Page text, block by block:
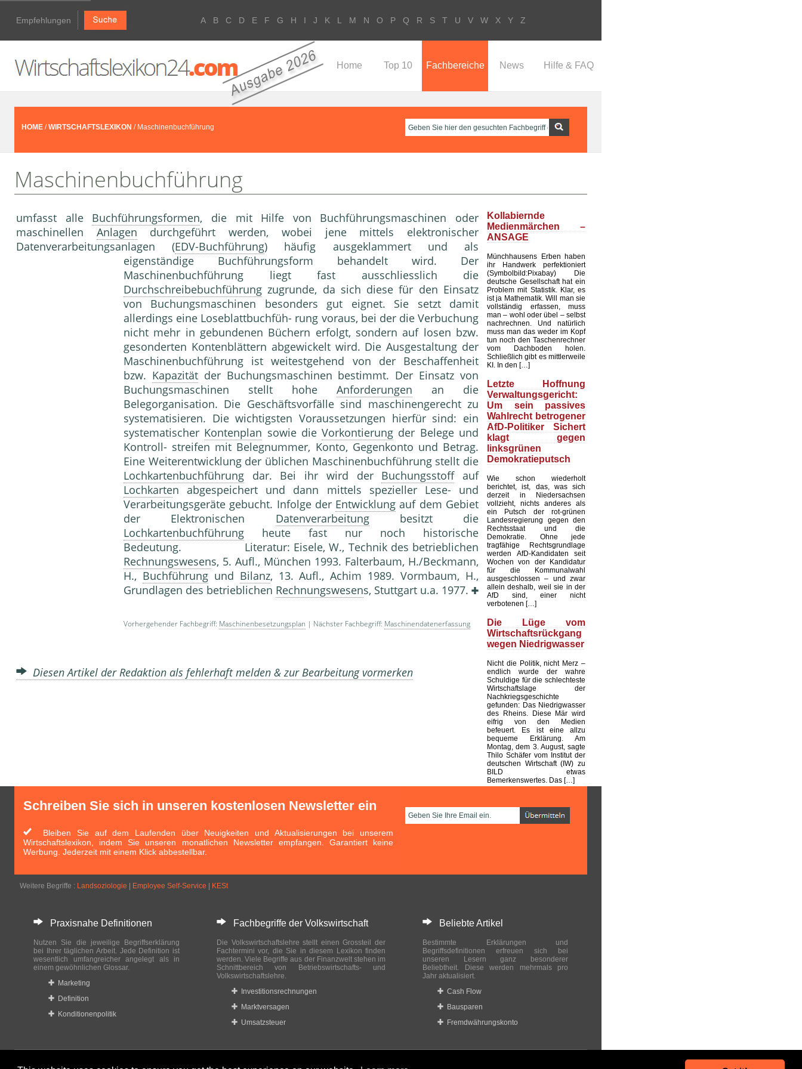
Empfehlungen A B C D E F G H I J K L M N O P Q R S T U V W X Y Z
Home Top 10 Fachbereiche News Hilfe & FAQ
HOME /WIRTSCHAFTSLEXIKON / Maschinenbuchführung
Maschinenbuchführung
umfasst alle Buchführungsformen, die mit Hilfe von Buchführungsmaschinen oder
maschinellen Anlagen durchgeführt werden, wobei jene mittels elektronischer
Datenverarbeitungsanlagen (EDV-Buchführung) häufig ausgeklammert und als
eigenständige Buchführungsform behandelt wird. Der
Maschinenbuchführung liegt fast ausschliesslich die
Durchschreibebuchführung zugrunde, da sich diese für den Einsatz
von Buchungsmaschinen besonders gut eignet. Sie setzt damit
allerdings eine Loseblattbuchfüh- rung voraus, bei der die Verbuchung
nicht mehr in gebundenen Büchern erfolgt, sondern auf losen bzw.
gesonderten Kontenblättern abgewickelt wird. Die Ausgestaltung der
Maschinenbuchführung ist weitestgehend von der Beschaffenheit
bzw. Kapazitätder Buchungsmaschinen bestimmt. Der Einsatz von
Buchungsmaschinen stellt hohe Anforderungen an die
Belegorganisation. Die Geschäftsvorfälle sind maschinengerecht zu
systematisieren. Die wichtigsten Voraussetzungen hierfür sind: ein
systematischer Kontenplan sowie dieVorkontierung der Belege und
Kontroll- streifen mit Belegnummer, Konto, Gegenkonto und Betrag.
Eine Weiterentwicklung der üblichen Maschinenbuchführung stellt die
Lochkartenbuchführung dar. Bei ihr wird der Buchungsstoffauf
Lochkarten abgespeichert und dann mittels spezieller Lese- und
Verarbeitungsgeräte gebucht. Infolge der Entwicklung auf dem Gebiet
der Elektronischen Datenverarbeitungbesitzt die
Lochkartenbuchführung heute fast nur noch historische
Bedeutung. Literatur: Eisele, W., Technik des betrieblichen
Rechnungswesens, 5. Aufl., München 1993. Falterbaum, H./Beckmann,
H., Buchführungund Bilanz, 13. Aufl., Achim 1989. Vormbaum, H.,
Grundlagen des betrieblichen Rechnungswesens, Stuttgart u.a. 1977.
Vorhergehender Fachbegriff: Maschinenbesetzungsplan | Nächster Fachbegriff: Maschinendatenerfassung
Diesen Artikel der Redaktion als fehlerhaft melden & zur Bearbeitung vormerken
Kollabiernde
Medienmärchen –
ANSAGE
Münchhausens Erben haben
ihr Handwerk perfektioniert
(Symbolbild:Pixabay) Die
deutsche Gesellschaft hat ein
Problem mit Statistik. Klar, es
ist ja Mathematik. Will man sie
vollständig erfassen, muss
man – wohl oder übel – selbst
nachrechnen. Und natürlich
muss man das weder im Kopf
tun noch den Taschenrechner
vom Dachboden holen.
Schließlich gibt es mittlerweile
KI. In den […]
Letzte Hoffnung
Verwaltungsgericht:
Um sein passives
Wahlrecht betrogener
AfD-Politiker Sichert
klagt gegen
linksgrünen
Demokratieputsch
Wie schon wiederholt
berichtet, ist, das, was sich
derzeit in Niedersachsen
vollzieht, nichts anderes als
ein Putsch der rot-grünen
Landesregierung gegen den
Rechtsstaat und die
Demokratie. Ohne jede
tragfähige Rechtsgrundlage
werden AfD-Kandidaten seit
Wochen von der Kandidatur
für die Kommunalwahl
ausgeschlossen – und zwar
allein deshalb, weil sie in der
AfD sind, einer nicht
verbotenen […]
Die Lüge vom
Wirtschaftsrückgang
wegen Niedrigwasser
Nicht die Politik, nicht Merz –
endlich wurde der wahre
Schuldige für die schlechteste
Wirtschaftslage der
Nachkriegsgeschichte
gefunden: Das Niedrigwasser
des Rheins. Diese Mär wird
eifrig von den Medien
befeuert. Es ist eine allzu
bequeme Erklärung. Am
Montag, dem 3. August, sagte
Thilo Schäfer vom Institut der
deutschen Wirtschaft (IW) zu
BILD etwas
Bemerkenswertes. Das […]
Schreiben Sie sich in unseren kostenlosen Newsletter ein
Bleiben Sie auf dem Laufenden über Neuigkeiten und Aktualisierungen bei unserem
Wirtschaftslexikon, indem Sie unseren monatlichen Newsletter empfangen. Garantiert keine
Werbung. Jederzeit mit einem Klick abbestellbar.
Weitere Begriffe : Landsoziologie Employee Self-Service KESt
Praxisnahe Definitionen
Nutzen Sie die jeweilige Begriffserklärung
bei Ihrer täglichen Arbeit. Jede Definition ist
wesentlich umfangreicher angelegt als in
einem gewöhnlichen Glossar.
Marketing
Definition
Konditionenpolitik
Fachbegriffe der Volkswirtschaft
Die Volkswirtschaftslehre stellt einen Grossteil der
Fachtermini vor, die Sie in diesem Lexikon finden
werden. Viele Begriffe aus der Finanzwelt stehen im
Schnittbereich von Betriebswirtschafts- und
Volkswirtschaftslehre.
Investitionsrechnungen
Marktversagen
Umsatzsteuer
Beliebte Artikel
Bestimmte Erklärungen und
Begriffsdefinitionen erfreuen sich bei
unseren Lesern ganz besonderer
Beliebtheit. Diese werden mehrmals pro
Jahr aktualisiert.
Cash Flow
Bausparen
Fremdwährungskonto